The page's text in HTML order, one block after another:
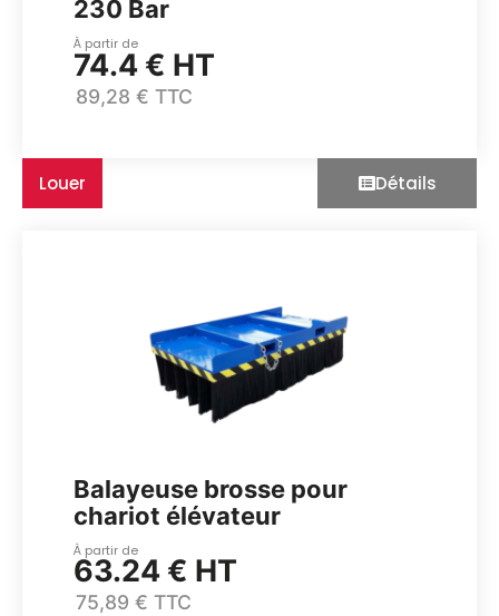
230 Bar
À partir de
74.4 € HT
89,28 € TTC
Louer Détails
Balayeuse brosse pour
chariot élévateur
À partir de
63.24 € HT
75,89 € TTC